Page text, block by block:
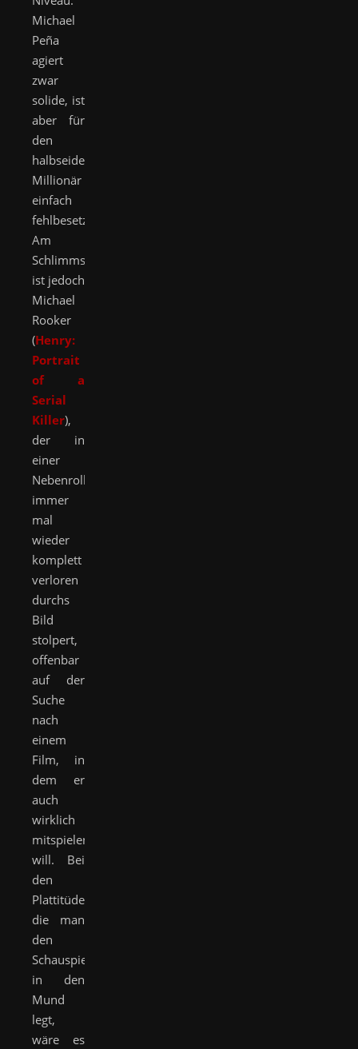
Michael
Peña
agiert
zwar
solide, ist
aber für
den
halbseidenen
Millionär
einfach
fehlbesetzt.
Am
Schlimmsten
ist jedoch
Michael
Rooker
(Henry:
Portrait
of a
Serial
Killer),
der in
einer
Nebenrolle
immer
mal
wieder
komplett
verloren
durchs
Bild
stolpert,
offenbar
auf der
Suche
nach
einem
Film, in
dem er
auch
wirklich
mitspielen
will. Bei
den
Plattitüden,
die man
den
SchauspielerInnen
in den
Mund
legt,
wäre es